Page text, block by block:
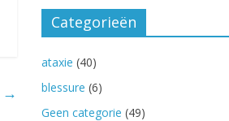
→
Categorieën
ataxie (40)
blessure (6)
Geen categorie (49)